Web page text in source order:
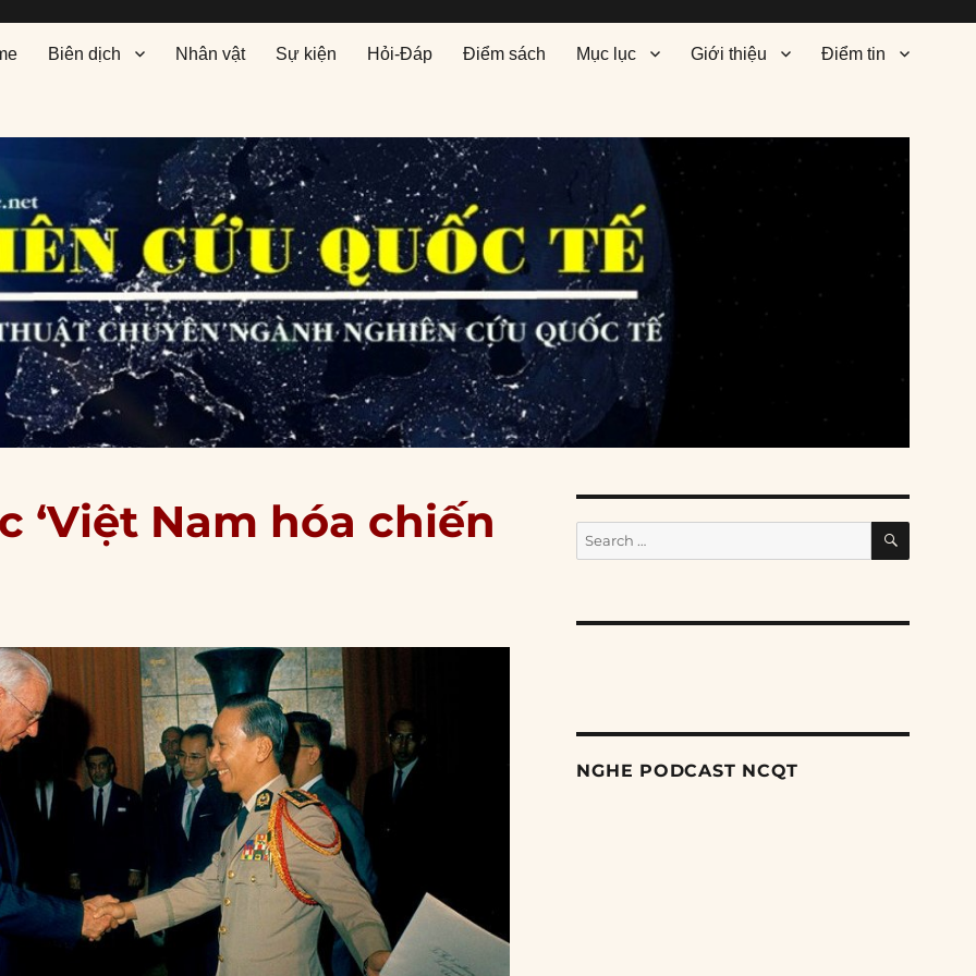
Biên dịch Nhân vật Sự kiện Hỏi-Đáp Điểm sách Mục lục Giới thiệu Điểm tin
‘Việt Nam hóa chiến
Search
for:
SEARCH
NGHE PODCAST NCQT